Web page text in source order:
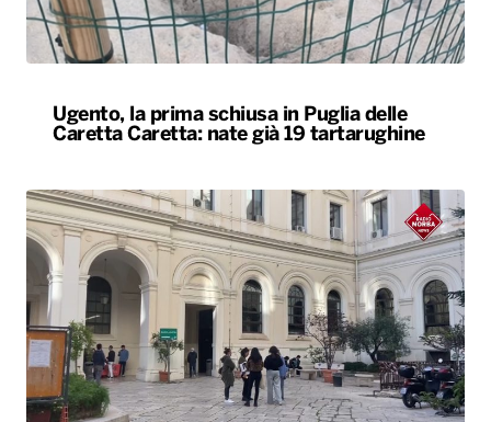
Ugento, la prima schiusa in Puglia delle
Caretta Caretta: nate già 19 tartarughine